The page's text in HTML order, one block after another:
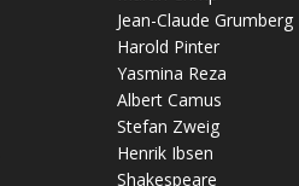
Jean-Claude Grumberg
Harold Pinter
Yasmina Reza
Albert Camus
Stefan Zweig
Henrik Ibsen
Shakespeare